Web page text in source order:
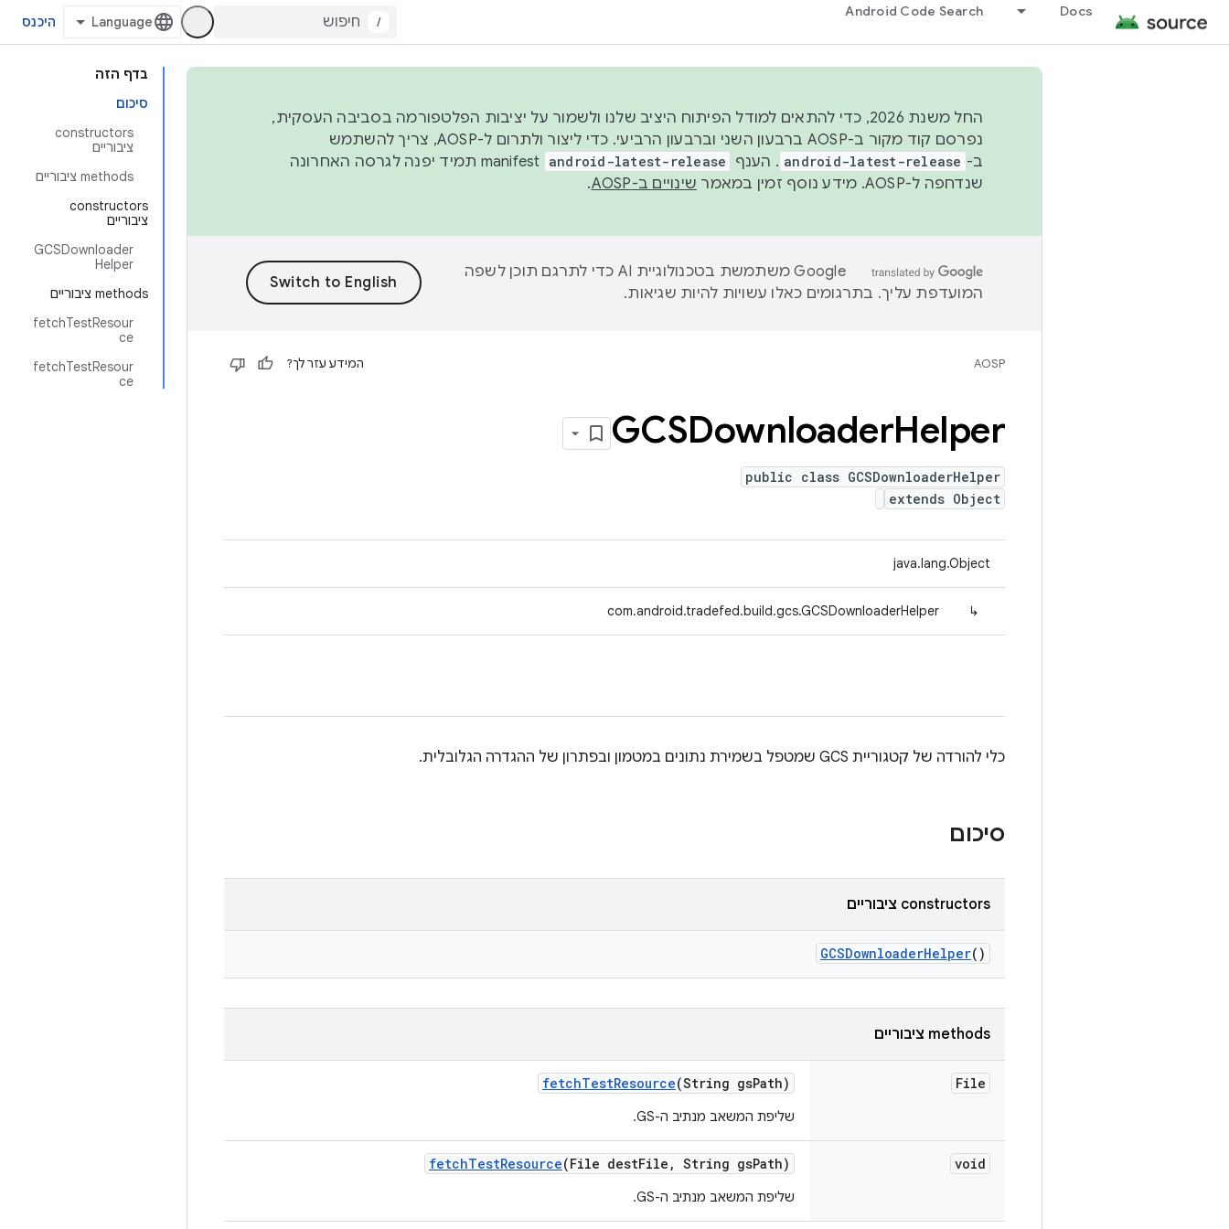
Docs
Android Code Search
/ היכנס
בדף הזה
סיכום
‫constructors
ציבוריים
‫methods ציבוריים
‫constructors
ציבוריים
GCSDownloader
Helper
‫methods ציבוריים
fetchTestResour
ce
fetchTestResour
ce
החל משנת 2026, כדי להתאים למודל הפיתוח היציב שלנו ולשמור על יציבות הפלטפורמה בסביבה העסקית,
נפרסם קוד מקור ב-AOSP ברבעון השני וברבעון הרביעי. כדי ליצור ולתרום ל-AOSP, צריך להשתמש
ב- android-latest-release . הענף android-latest-release
manifest תמיד יפנה לגרסה האחרונה
שנדחפה ל-AOSP. מידע נוסף זמין במאמר
שינויים ב-AOSP .
‫Google משתמשת בטכנולוגיית AI כדי לתרגם תוכן לשפה
המועדפת עליך. בתרגומים כאלו עשויות להיות שגיאות.
AOSP המידע עזר לך?
GCSDownloaderHelper
public class GCSDownloaderHelper
extends Object
java.lang.Object
↳
com.android.tradefed.build.gcs.GCSDownloaderHelper
כלי להורדה של קטגוריית GCS שמטפל בשמירת נתונים במטמון ובפתרון של ההגדרה הגלובלית.
סיכום
‫constructors ציבוריים
GCSDownloaderHelper()
‫methods ציבוריים
File
fetchTestResource(String gsPath)
שליפת המשאב מנתיב ה-GS.
void
fetchTestResource(File destFile , String gsPath)
שליפת המשאב מנתיב ה-GS.